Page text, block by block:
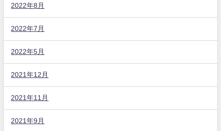
2022年8月
2022年7月
2022年5月
2021年12月
2021年11月
2021年9月